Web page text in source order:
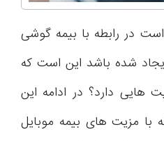
در رابطه با بیمه گوشی
شده باشد این است که
دارد؟ در ادامه این
با مزیت های بیمه موبایل